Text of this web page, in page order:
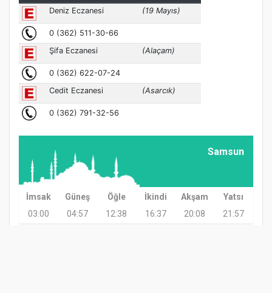
Samsun
İmsak Güneş Öğle İkindi Akşam
Yatsı
03:00
04:57 12:38 16:37 20:08 21:57